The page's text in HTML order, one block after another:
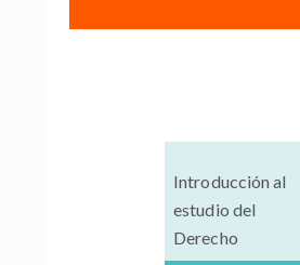
Introducción al
estudio del
Derecho